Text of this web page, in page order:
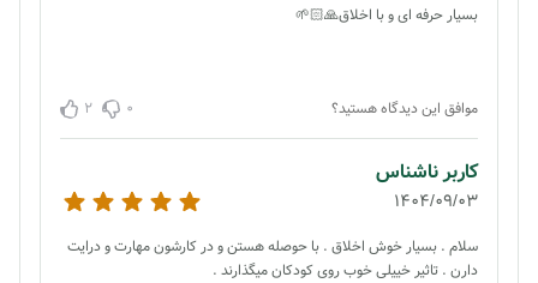
بسیار حرفه ای و با اخلاق🙏🏻🌱
موافق این دیدگاه هستید؟ 0
2
کاربر ناشناس
1404/09/03
سلام . بسیار خوش اخلاق . با حوصله هستن و در کارشون مهارت و درایت
دارن . تاثیر خییلی خوب روی کودکان میگذارند .